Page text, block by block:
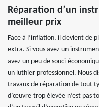
Réparation d’un
meilleur prix
Face à l’inflation, il devient de
extra. Si vous avez un
avez un peu de souci
un luthier professionnel. Nous
travaux de réparation de tout
d’œuvre trop élevée n’est pas